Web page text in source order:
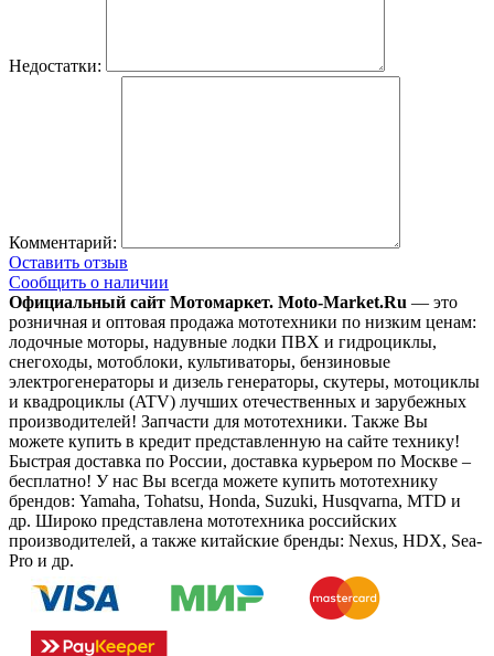
Недостатки:
Комментарий:
Оставить отзыв
Сообщить о наличии
Официальный сайт Мотомаркет. Moto-Market.Ru — это
розничная и оптовая продажа мототехники по низким ценам:
лодочные моторы, надувные лодки ПВХ и гидроциклы,
снегоходы, мотоблоки, культиваторы, бензиновые
электрогенераторы и дизель генераторы, скутеры, мотоциклы
и квадроциклы (ATV) лучших отечественных и зарубежных
производителей! Запчасти для мототехники. Также Вы
можете купить в кредит представленную на сайте технику!
Быстрая доставка по России, доставка курьером по Москве –
бесплатно! У нас Вы всегда можете купить мототехнику
брендов: Yamaha, Tohatsu, Honda, Suzuki, Husqvarna, MTD и
др. Широко представлена мототехника российских
производителей, а также китайские бренды: Nexus, HDX, Sea-
Pro и др.